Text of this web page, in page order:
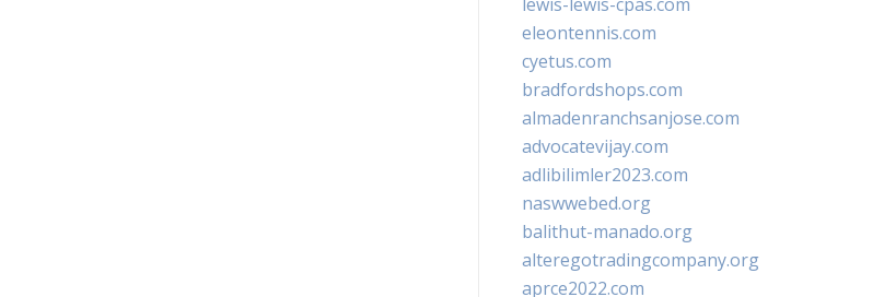
eleontennis.com
cyetus.com
bradfordshops.com
almadenranchsanjose.com
advocatevijay.com
adlibilimler2023.com
naswwebed.org
balithut-manado.org
alteregotradingcompany.org
aprce2022.com